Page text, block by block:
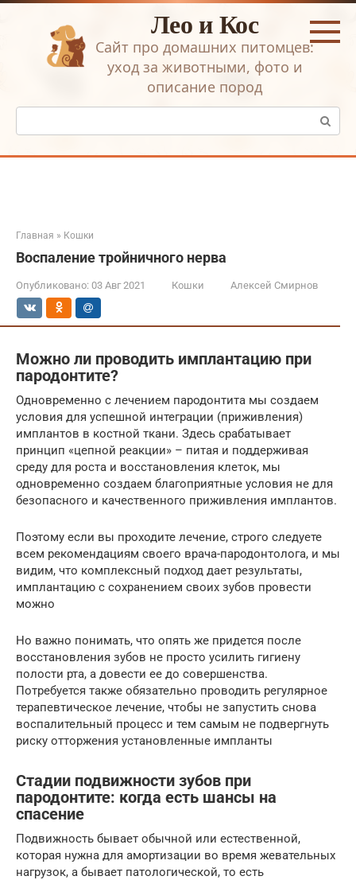
Перейти
Лео и Кос
Сайт про домашних питомцев:
уход за животными, фото и
описание пород
Поиск:
Главная » Кошки
Воспаление тройничного нерва
Опубликовано: 03 Авг 2021 Кошки Алексей Смирнов
Можно ли проводить имплантацию при
пародонтите?
Одновременно с лечением пародонтита мы создаем
условия для успешной интеграции (приживления)
имплантов в костной ткани. Здесь срабатывает
принцип «цепной реакции» – питая и поддерживая
среду для роста и восстановления клеток, мы
одновременно создаем благоприятные условия не для
безопасного и качественного приживления имплантов.
Поэтому если вы проходите лечение, строго следуете
всем рекомендациям своего врача-пародонтолога, и мы
видим, что комплексный подход дает результаты,
имплантацию с сохранением своих зубов провести
можно
Но важно понимать, что опять же придется после
восстановления зубов не просто усилить гигиену
полости рта, а довести ее до совершенства.
Потребуется также обязательно проводить регулярное
терапевтическое лечение, чтобы не запустить снова
воспалительный процесс и тем самым не подвергнуть
риску отторжения установленные импланты
Стадии подвижности зубов при
пародонтите: когда есть шансы на
спасение
Подвижность бывает обычной или естественной,
которая нужна для амортизации во время жевательных
нагрузок, а бывает патологической, то есть